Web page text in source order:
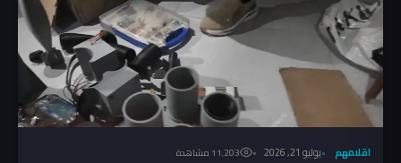
اقلامهم يوليو 21, 2026 11٬203 مشاهدة